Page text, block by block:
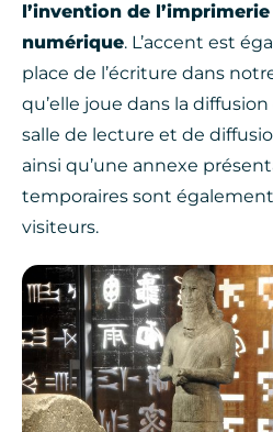
l’invention de l’imprimerie
numérique. L’accent est
place de l’écriture dans
qu’elle joue dans la
salle de lecture et de
ainsi qu’une annexe
temporaires sont
visiteurs.